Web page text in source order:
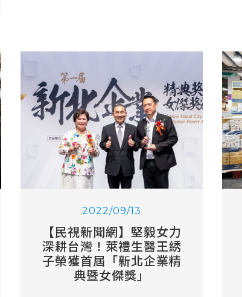
2022/09/13
【民視新聞網】堅毅女力
深耕台灣！萊禮生醫王綉
子榮獲首屆「新北企業精
典暨女傑獎」